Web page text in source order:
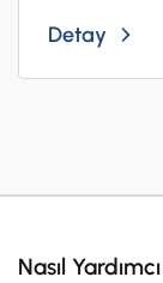
Detay
Nasıl